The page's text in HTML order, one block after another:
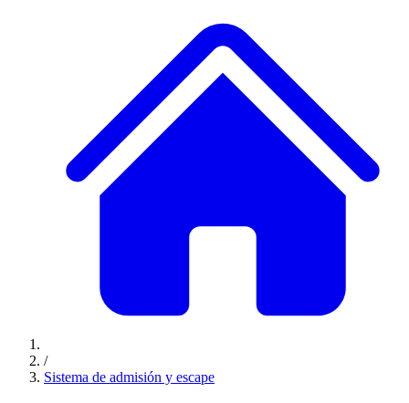
/
Sistema de admisión y escape